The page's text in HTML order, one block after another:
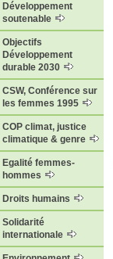
Développement
soutenable
Objectifs
Développement
durable 2030
CSW, Conférence sur
les femmes 1995
COP climat, justice
climatique & genre
Egalité femmes-
hommes
Droits humains
Solidarité
internationale